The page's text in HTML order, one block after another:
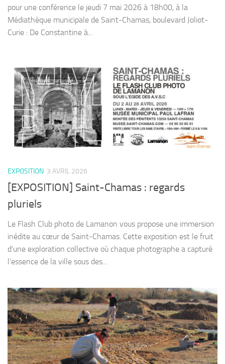
pour une conférence le jeudi 7 mai 2026 à 18h00, à la
Médiathèque municipale de Saint-Chamas, boulevard Joliot-
Curie : De Constantine à...
EXPOSITION 3 AVRIL 2026
[EXPOSITION] Saint-Chamas : regards
pluriels
Le Flash Club photo de Lamanon vous propose une immersion
inédite au cœur de Saint-Chamas. Cette exposition est le fruit
d’une exploration collective où chaque photographe a capturé
l’essence de la ville sous des...